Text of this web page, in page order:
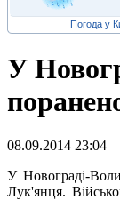
Погода у
У
08.09.2014 23:04
УНовограді-
Лук'янця.